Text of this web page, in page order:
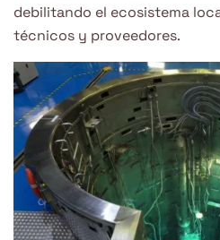
debilitando el ecosistema
técnicos y proveedores.